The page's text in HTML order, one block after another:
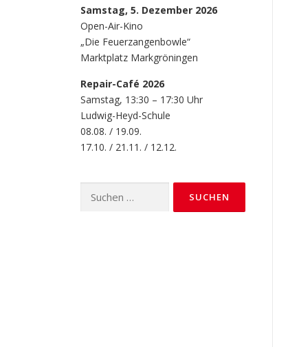
Samstag, 5. Dezember 2026
Open-Air-Kino
„Die Feuerzangenbowle“
Marktplatz Markgröningen
Repair-Café 2026
Samstag, 13:30 – 17:30 Uhr
Ludwig-Heyd-Schule
08.08. / 19.09.
17.10. / 21.11. / 12.12.
nach: